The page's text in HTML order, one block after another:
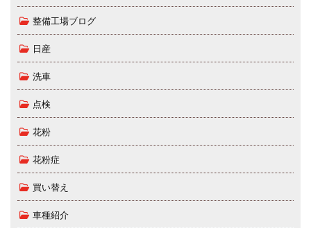
整備工場ブログ
日産
洗車
点検
花粉
花粉症
買い替え
車種紹介